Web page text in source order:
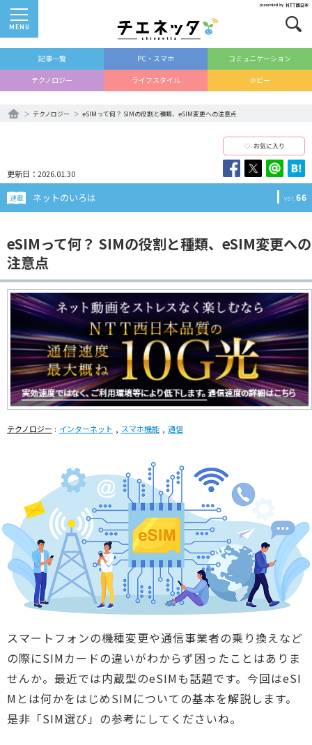
記事一覧 PC・スマホ コミュニケーション
テクノロジー ライフスタイル ホビー
MENU
テクノロジー eSIMって何？ SIMの役割と種類、eSIM変更への注意点
更新日：2026.01.30
お気に入り
連載 ネットのいろは vol.66
eSIMって何？ SIMの役割と種類、eSIM変更への
注意点
テクノロジー インターネット スマホ機能 通信
スマートフォンの機種変更や通信事業者の乗り換えなど
の際にSIMカードの違いがわからず困ったことはありま
せんか。最近では内蔵型のeSIMも話題です。今回はeSI
Mとは何かをはじめSIMについての基本を解説します。
是非「SIM選び」の参考にしてくださいね。